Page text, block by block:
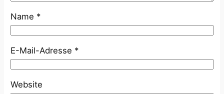
Name *
E-Mail-Adresse *
Website